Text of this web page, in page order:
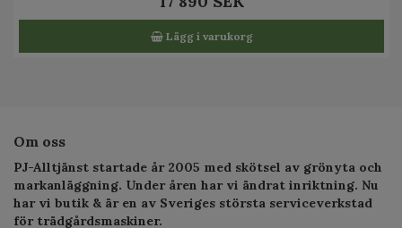
Lägg i varukorg
Om oss
PJ-Alltjänst startade år 2005 med skötsel av grönyta och
markanläggning. Under åren har vi ändrat inriktning. Nu
har vi butik & är en av Sveriges största serviceverkstad
för trädgårdsmaskiner.